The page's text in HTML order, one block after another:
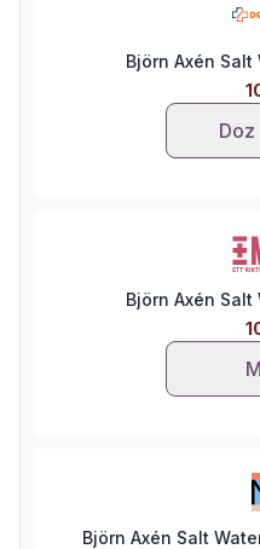
Björn Axén Salt
Björn Axén Salt
Björn Axén Salt